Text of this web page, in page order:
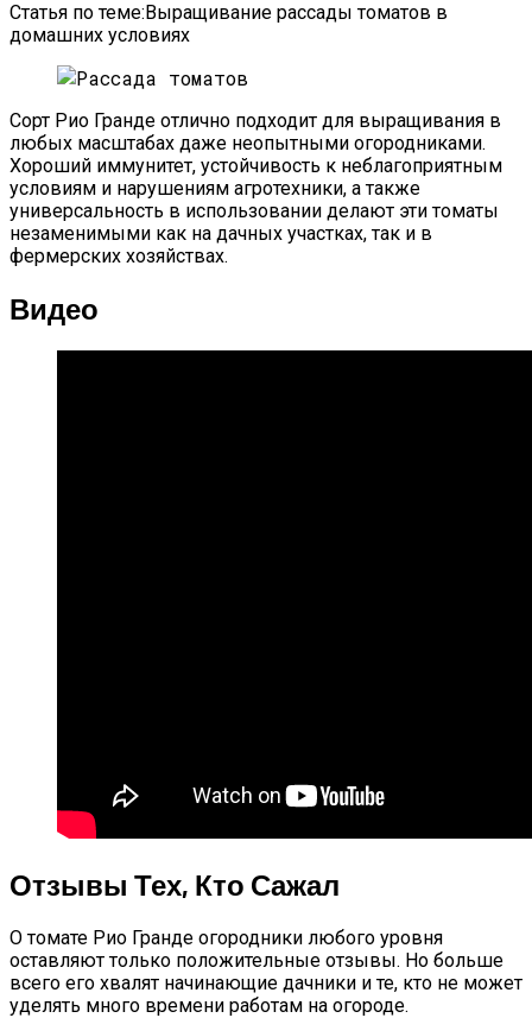
Статья по теме:Выращивание рассады томатов в
домашних условиях
Сорт Рио Гранде отлично подходит для выращивания в
любых масштабах даже неопытными огородниками.
Хороший иммунитет, устойчивость к неблагоприятным
условиям и нарушениям агротехники, а также
универсальность в использовании делают эти томаты
незаменимыми как на дачных участках, так и в
фермерских хозяйствах.
Видео
Отзывы Тех, Кто Сажал
О томате Рио Гранде огородники любого уровня
оставляют только положительные отзывы. Но больше
всего его хвалят начинающие дачники и те, кто не может
уделять много времени работам на огороде.